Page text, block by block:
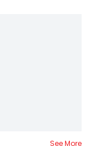
See More